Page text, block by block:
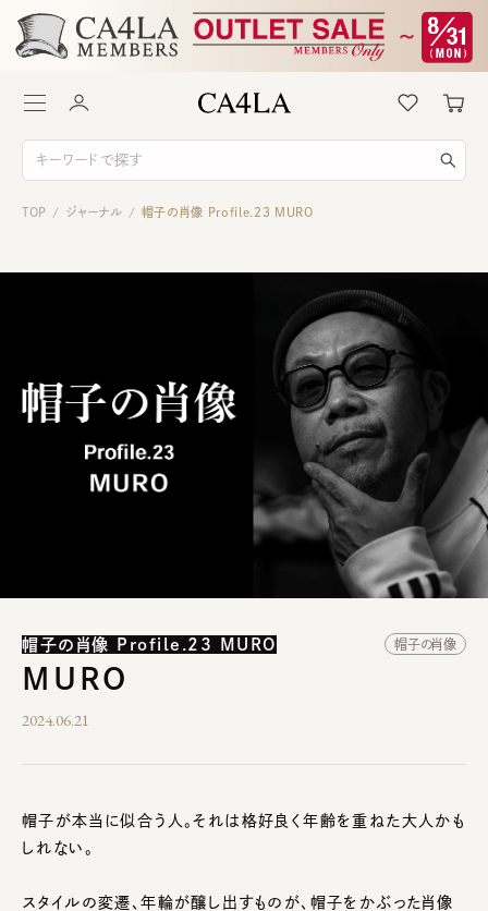
TOP / ジャーナル / 帽子の肖像 Profile.23 MURO
帽子の肖像 Profile.23 MURO 帽子の肖像
MURO
2024.06.21
帽子が本当に似合う人。それは格好良く年齢を重ねた大人かも
しれない。
スタイルの変遷、年輪が醸し出すものが、帽子をかぶった肖像